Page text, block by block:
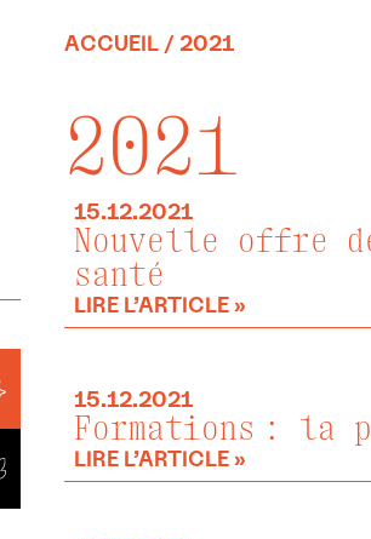
ACCUEIL / 2021
2021
15.12.2021
Nouvelle offre
santé
LIRE L’ARTICLE »
15.12.2021
Formations : la
LIRE L’ARTICLE »